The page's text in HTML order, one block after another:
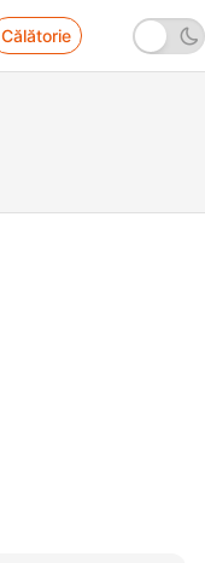
Călătorie